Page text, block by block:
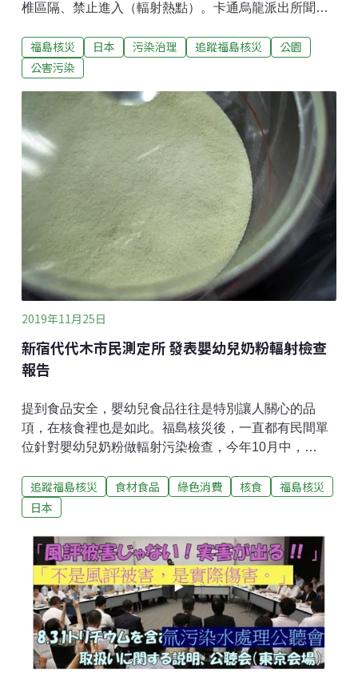
椎區隔、禁止進入（輻射熱點）。卡通烏龍派出所聞名
東京各區；最近民眾丹野心平追蹤調查之後，輻射熱點
問題仍在，且區政府處理欠佳，引發連署陳情，並吸引
福島核災 日本 污染治理 追蹤福島核災
公園
公害污染
2019年11月25日
新宿代代木市民測定所 發表嬰幼兒奶粉輻射檢查
報告
提到食品安全，嬰幼兒食品往往是特別讓人關心的品
項，在核食裡也是如此。福島核災後，一直都有民間單
位針對嬰幼兒奶粉做輻射污染檢查，今年10月中，
月）市售幾款嬰幼兒奶粉的輻射檢查結果。檢測的產品
（奶粉或牛奶）包括明治、森永、雪印等知名品牌。檢
央政府對嬰幼兒食品的核食標準為每公斤50貝克，而因
為一貝克等於1000毫貝克，中央政府標準等於每公斤5
萬毫貝克。在不同品牌的14款產品裡，被驗出有放射性
核種銫137的有7款，其中雪印4款、明治2款與和光堂1
款。雪印4款的銫137含量從高至低分別為403、311、
228、103毫貝克/公斤，明治2款為65與52毫貝克/公
斤。和光堂為52毫貝克/公斤。檢驗下限在20-40毫貝克/
追蹤福島核災 食材食品 綠色消費 核食
福島核災
日本